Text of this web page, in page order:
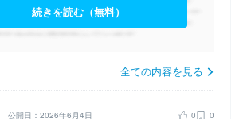
続きを読む（無料）
全ての内容を見る
公開日：2026年6月4日 0 0